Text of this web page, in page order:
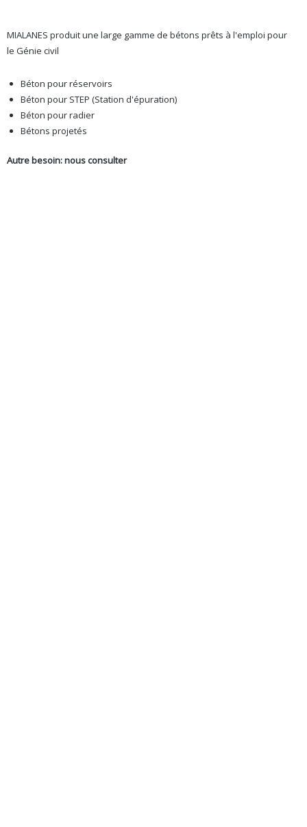
MIALANES produit une large gamme de bétons prêts à l'emploi pour
le Génie civil
Béton pour réservoirs
Béton pour STEP (Station d'épuration)
Béton pour radier
Bétons projetés
Autre besoin: nous consulter